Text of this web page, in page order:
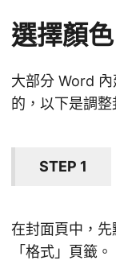
選擇顏色
大部分 Word
的，以下是調整
STEP 1
在封面頁中，
「格式」頁籤。